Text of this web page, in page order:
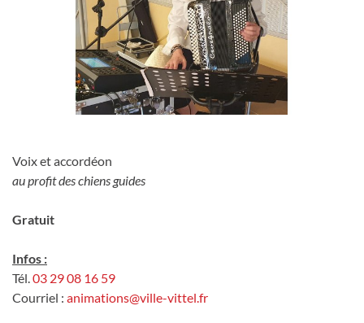
Voix et accordéon
au profit des chiens guides
Gratuit
Infos :
Tél. 03 29 08 16 59
Courriel : animations@ville-vittel.fr